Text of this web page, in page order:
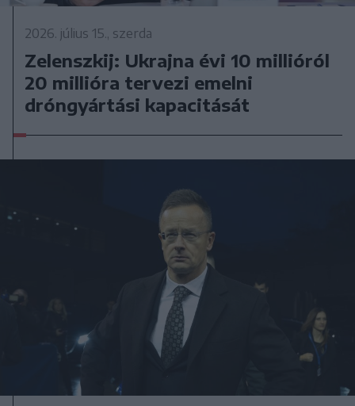
2026. július 15., szerda
Zelenszkij: Ukrajna évi 10 millióról
20 millióra tervezi emelni
dróngyártási kapacitását